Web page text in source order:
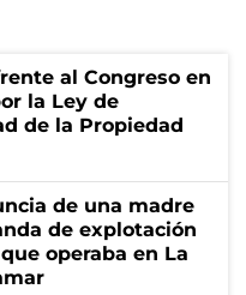
al Congreso en
la Ley de
de la Propiedad
de una madre
de explotación
operaba en La